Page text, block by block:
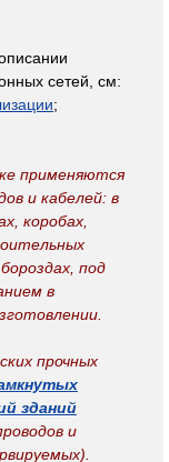
сетей, см:
;
применяются
и кабелей: в
коробах,
под
в
прочных
зданий
и